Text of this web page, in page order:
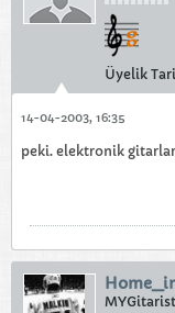
Üyelik
14-04-2003, 16:35
peki. elektronik